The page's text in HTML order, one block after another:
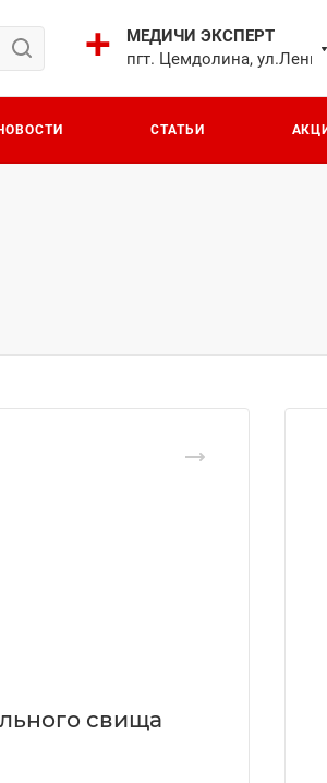
МЕДИЧИ ЭКСПЕРТ
пгт. Цемдолина,
СТАТЬИ
свища